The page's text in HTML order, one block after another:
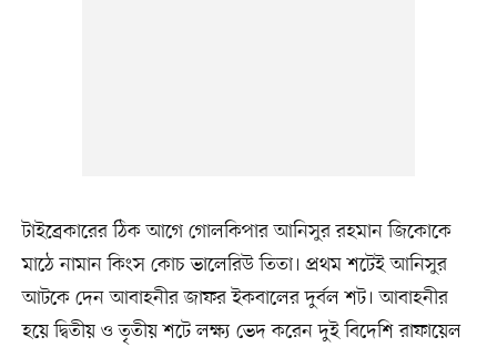
টাইব্রেকারের ঠিক আগে গোলকিপার আনিসুর রহমান জিকোকে
মাঠে নামান কিংস কোচ ভালেরিউ তিতা। প্রথম শটেই আনিসুর
আটকে দেন আবাহনীর জাফর ইকবালের দুর্বল শট। আবাহনীর
হয়ে দ্বিতীয় ও তৃতীয় শটে লক্ষ্য ভেদ করেন দুই বিদেশি রাফায়েল